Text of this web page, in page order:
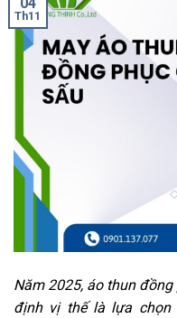
Th11
Năm 2025, áo thun
định vị thế là lựa chọn